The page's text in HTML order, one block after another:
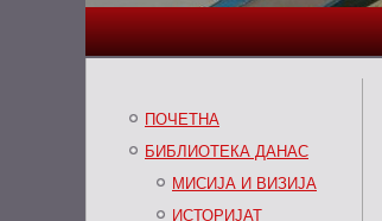
ПОЧЕТНА
БИБЛИОТЕКА ДАНАС
МИСИЈА И ВИЗИЈА
ИСТОРИЈАТ